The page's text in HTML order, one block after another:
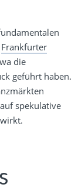
Frankfurter
die
geführt haben.
spekulative